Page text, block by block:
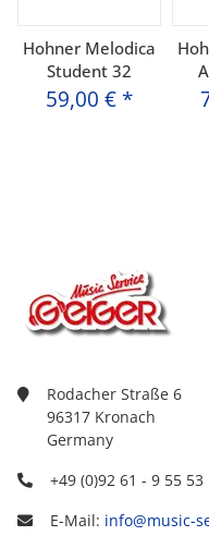
Hohner Melodica
Student 32
59,00 € *
Rodacher Straße 6
96317 Kronach
Germany
+49 (0)92 61 - 9 55 53
E-Mail: info@music-